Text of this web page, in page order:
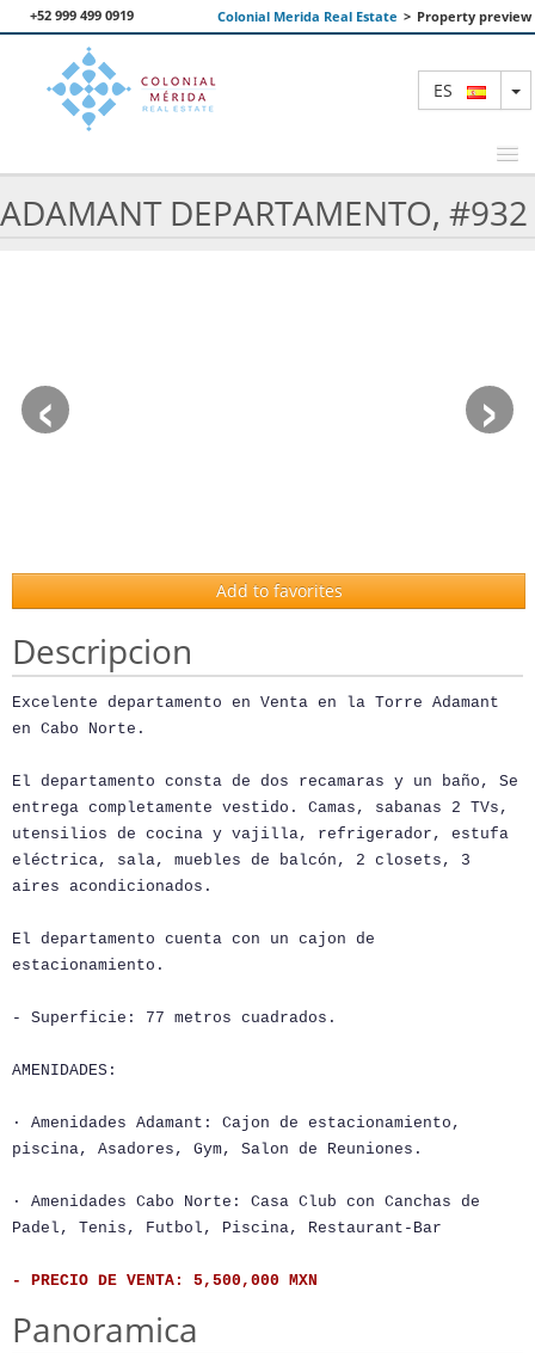
+52 999 499 0919 Colonial Merida Real Estate > Property preview
ES
ADAMANT DEPARTAMENTO, #932
‹ ›
Add to favorites
Descripcion
Excelente departamento en Venta en la Torre Adamant
en Cabo Norte.
El departamento consta de dos recamaras y un baño, Se
entrega completamente vestido. Camas, sabanas 2 TVs,
utensilios de cocina y vajilla, refrigerador, estufa
eléctrica, sala, muebles de balcón, 2 closets, 3
aires acondicionados.
El departamento cuenta con un cajon de
estacionamiento.
- Superficie: 77 metros cuadrados.
AMENIDADES:
· Amenidades Adamant: Cajon de estacionamiento,
piscina, Asadores, Gym, Salon de Reuniones.
· Amenidades Cabo Norte: Casa Club con Canchas de
Padel, Tenis, Futbol, Piscina, Restaurant-Bar
- PRECIO DE VENTA: 5,500,000 MXN
Panoramica